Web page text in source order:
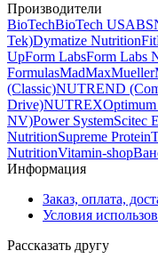
Производители
BioTechBioTech USA
Tek)Dymatize Nutrition
UpForm LabsForm Labs
FormulasMadMaxMueller
(Classic)NUTREND
Drive)NUTREX
NV)Power SystemScitec
NutritionSupreme Protein
NutritionVitamin-shop
Информация
Заказ, оплата,
Условия
Рассказать другу